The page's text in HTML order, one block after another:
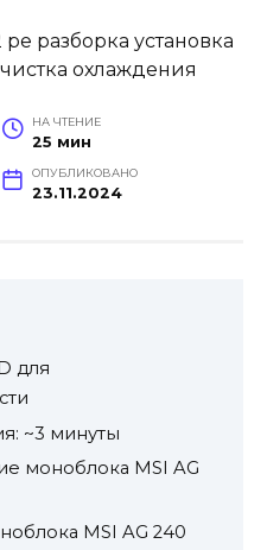
НА ЧТЕНИЕ
25 мин
ОПУБЛИКОВАНО
23.11.2024
для
~3 минуты
моноблока MSI AG
MSI AG 240